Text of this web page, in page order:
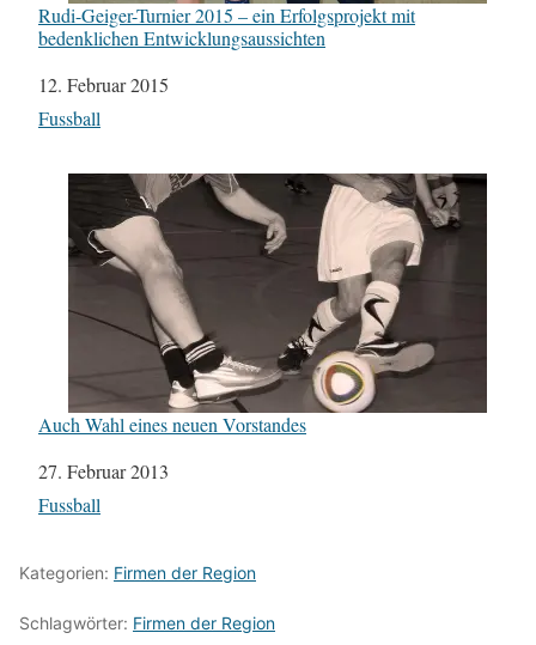
Rudi-Geiger-Turnier 2015 – ein Erfolgsprojekt mit
bedenklichen Entwicklungsaussichten
Datum
12. Februar 2015
In Bezug auf
Fussball
Auch Wahl eines neuen Vorstandes
Datum
27. Februar 2013
In Bezug auf
Fussball
Kategorien: Firmen der Region
Schlagwörter: Firmen der Region